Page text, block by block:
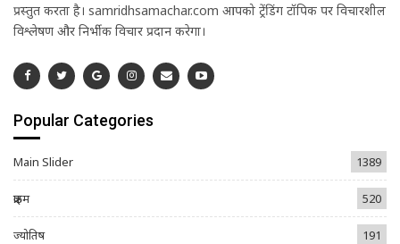
प्रस्तुत करता है। samridhsamachar.com आपको ट्रेंडिंग टॉपिक पर विचारशील
विश्लेषण और निर्भीक विचार प्रदान करेगा।
Popular Categories
Main Slider 1389
क्राइम 520
ज्योतिष 191